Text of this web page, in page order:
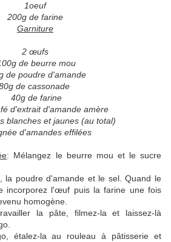
1oeuf
200g de farine
Garniture
2 œufs
de beurre mou
de poudre d'amande
de cassonade
40g de farine
d'extrait d'amande amère
blanches et jaunes (au total)
d'amandes effilées
: Mélangez le beurre mou et le sucre
la poudre d'amande et le sel. Quand le
incorporez l'œuf puis la farine une fois
homogène.
la pâte, filmez-la et laissez-là
étalez-la au rouleau à pâtisserie et